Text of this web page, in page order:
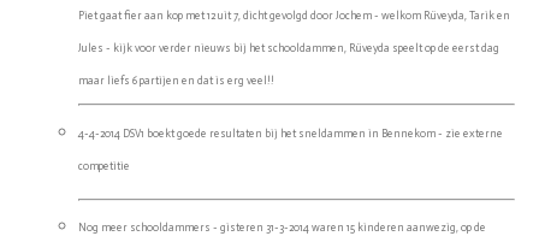
Piet gaat fier aan kop met 12 uit 7, dicht gevolgd door Jochem - welkom Rüveyda, Tarik en
Jules - kijk voor verder nieuws bij het schooldammen, Rüveyda speelt op de eerst dag
maar liefs 6 partijen en dat is erg veel!!
4-4-2014 DSV1 boekt goede resultaten bij het sneldammen in Bennekom - zie externe
competitie
Nog meer schooldammers - gisteren 31-3-2014 waren 15 kinderen aanwezig, op de